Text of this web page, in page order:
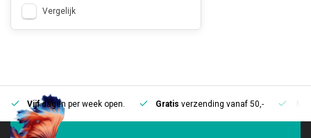
Vergelijk
Vijfdagen per week open. Gratis verzending vanaf 50,-